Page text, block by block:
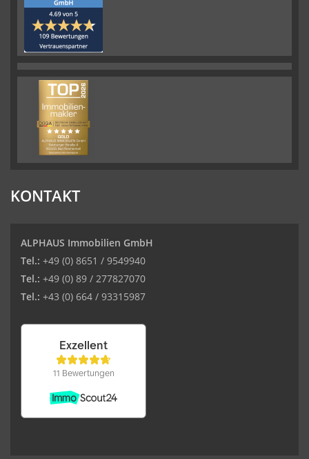
KONTAKT
ALPHAUS Immobilien GmbH
Tel.: +49 (0) 8651 / 9549940
Tel.: +49 (0) 89 / 277827070
Tel.: +43 (0) 664 / 93315987